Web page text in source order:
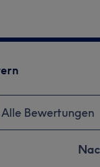
Alle Bewertungen